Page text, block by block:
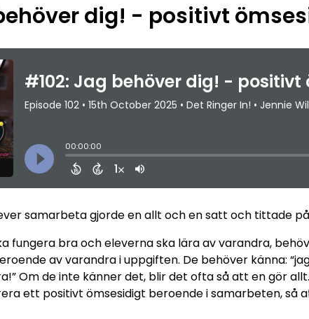
dig! - positivt
samarbeta gjorde en allt och en satt och tittade
fungera bra och eleverna ska lära av varandra,
av varandra i uppgiften. De behöver känna:
Om de inte känner det, blir det ofta så att en gör
ett positivt ömsesidigt beroende i samarbeten, så